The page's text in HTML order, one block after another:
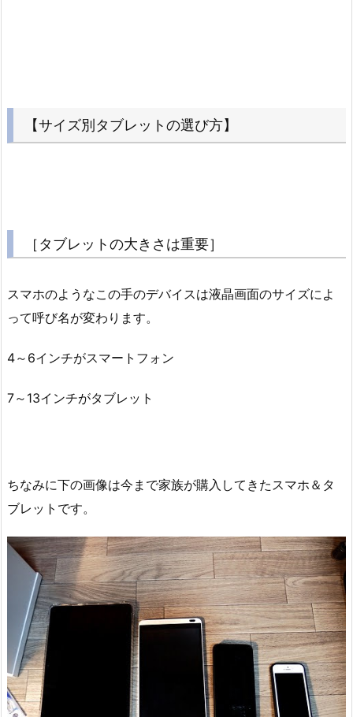
【サイズ別タブレットの選び方】
［タブレットの大きさは重要］
スマホのようなこの手のデバイスは液晶画面のサイズによ
って呼び名が変わります。
4～6インチがスマートフォン
7～13インチがタブレット
ちなみに下の画像は今まで家族が購入してきたスマホ＆タ
ブレットです。